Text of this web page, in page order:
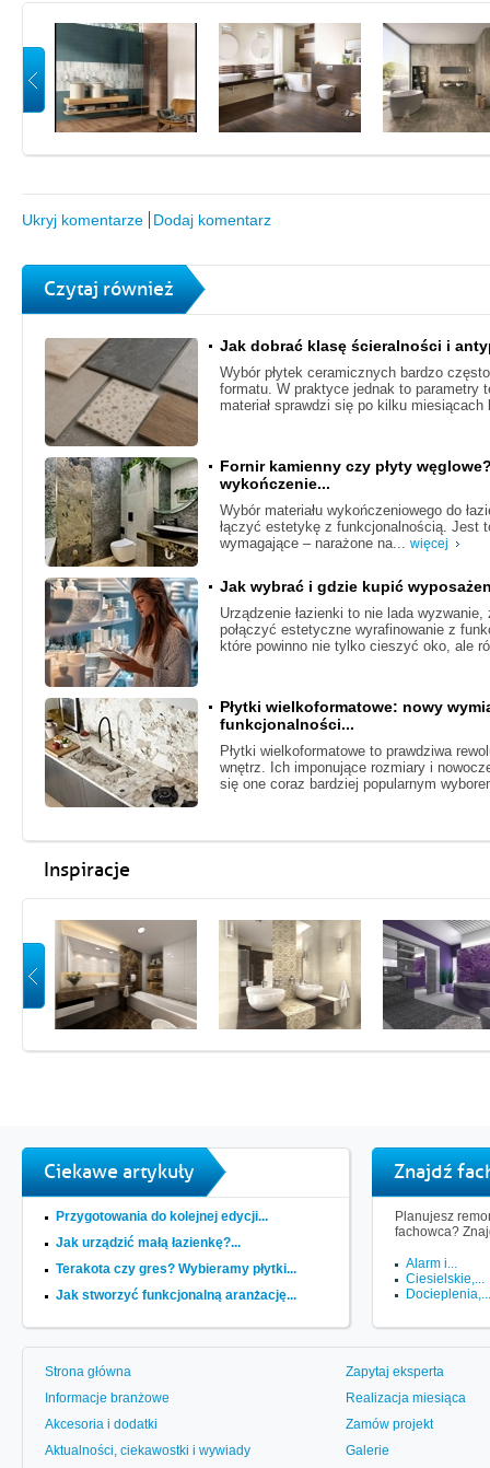
Ukryj komentarze Dodaj komentarz
Czytaj również
Jak dobrać klasę ścieralności i
Wybór płytek ceramicznych bardzo
formatu. W praktyce jednak to parametry
materiał sprawdzi się po kilku
Fornir kamienny czy płyty
wykończenie...
Wybór materiału wykończeniowego do
łączyć estetykę z funkcjonalnością. Jest
wymagające – narażone na... więcej
Jak wybrać i gdzie kupić
Urządzenie łazienki to nie lada
połączyć estetyczne wyrafinowanie z
które powinno nie tylko cieszyć oko, ale
Płytki wielkoformatowe: nowy
funkcjonalności...
Płytki wielkoformatowe to prawdziwa
wnętrz. Ich imponujące rozmiary i
się one coraz bardziej popularnym
Inspiracje
Ciekawe artykuły
Przygotowania do kolejnej edycji...
Jak urządzić małą łazienkę?...
Terakota czy gres? Wybieramy płytki...
Jak stworzyć funkcjonalną aranżację...
Znajdź
Planujesz
fachowca?
Alarm i...
Ciesielskie,...
Docieplenia,...
Strona główna
Informacje branżowe
Akcesoria i dodatki
Aktualności, ciekawostki i wywiady
Zapytaj eksperta
Realizacja miesiąca
Zamów projekt
Galerie